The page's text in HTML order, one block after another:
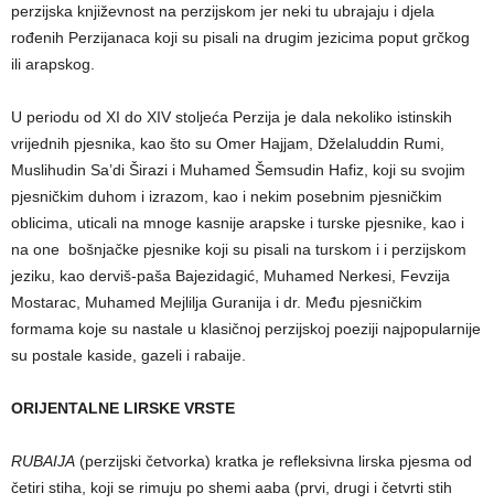
perzijska književnost na perzijskom jer neki tu ubrajaju i djela
rođenih Perzijanaca koji su pisali na drugim jezicima poput grčkog
ili arapskog.
U periodu od XI do XIV stoljeća Perzija je dala nekoliko istinskih
vrijednih pjesnika, kao što su Omer Hajjam, Dželaluddin Rumi,
Muslihudin Sa’di Širazi i Muhamed Šemsudin Hafiz, koji su svojim
pjesničkim duhom i izrazom, kao i nekim posebnim pjesničkim
oblicima, uticali na mnoge kasnije arapske i turske pjesnike, kao i
na one bošnjačke pjesnike koji su pisali na turskom i i perzijskom
jeziku, kao derviš-paša Bajezidagić, Muhamed Nerkesi, Fevzija
Mostarac, Muhamed Mejlilja Guranija i dr. Među pjesničkim
formama koje su nastale u klasičnoj perzijskoj poeziji najpopularnije
su postale kaside, gazeli i rabaije.
ORIJENTALNE LIRSKE VRSTE
RUBAIJA (perzijski četvorka) kratka je refleksivna lirska pjesma od
četiri stiha, koji se rimuju po shemi aaba (prvi, drugi i četvrti stih